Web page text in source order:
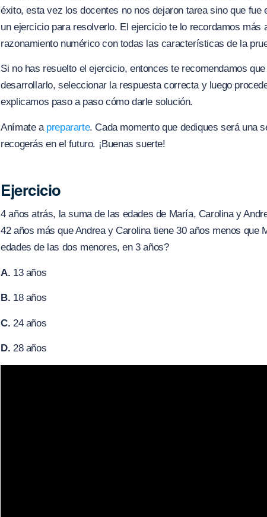
éxito, esta vez los docentes no nos dejaron tarea sino que fue
un ejercicio para resolverlo. El ejercicio te lo recordamos más
razonamiento numérico con todas las características de la
Si no has resuelto el ejercicio, entonces te recomendamos
desarrollarlo, seleccionar la respuesta correcta y luego
explicamos paso a paso cómo darle solución.
Anímate a prepararte. Cada momento que dediques será una
recogerás en el futuro. ¡Buenas suerte!
Ejercicio
4 años atrás, la suma de las edades de María, Carolina y
42 años más que Andrea y Carolina tiene 30 años menos que
edades de las dos menores, en 3 años?
A. 13 años
B. 18 años
C. 24 años
D. 28 años